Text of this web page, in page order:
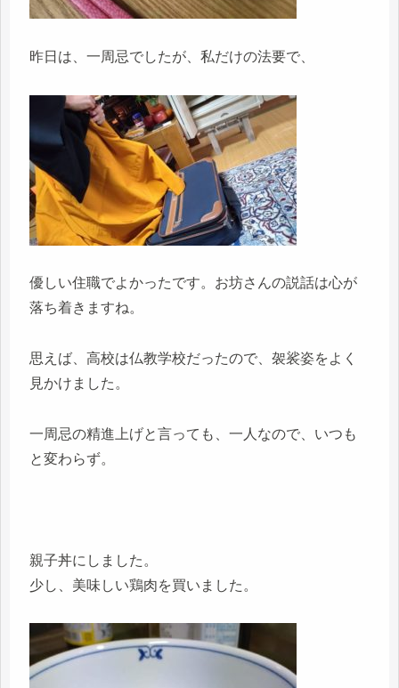
昨日は、一周忌でしたが、私だけの法要で、
優しい住職でよかったです。お坊さんの説話は心が
落ち着きますね。
思えば、高校は仏教学校だったので、袈裟姿をよく
見かけました。
一周忌の精進上げと言っても、一人なので、いつも
と変わらず。
親子丼にしました。
少し、美味しい鶏肉を買いました。